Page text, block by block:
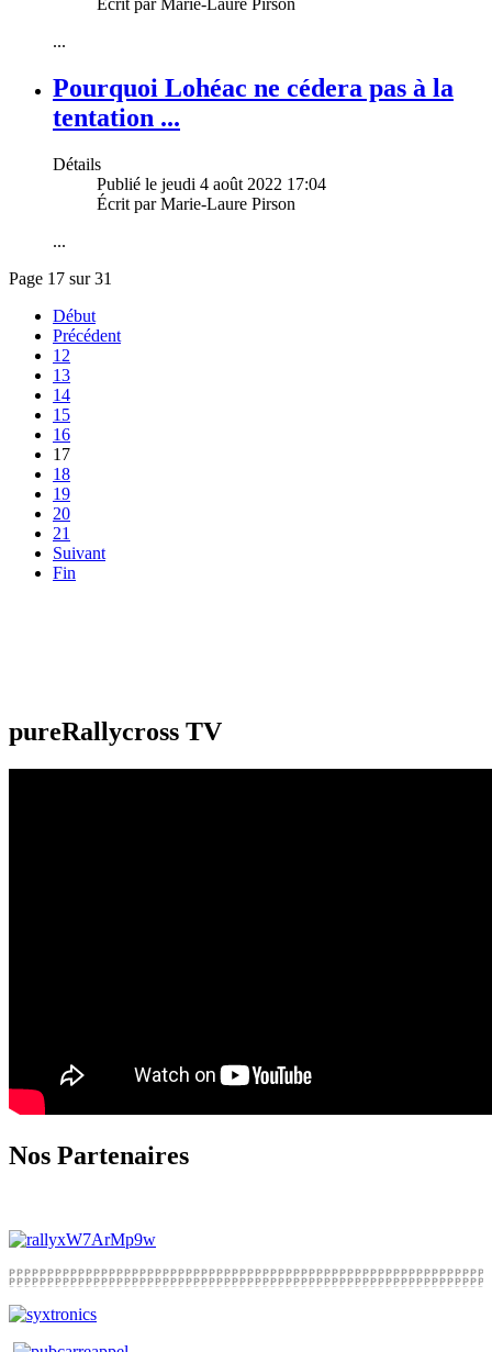
Écrit par Marie-Laure Pirson
...
Pourquoi Lohéac ne cédera pas à la
tentation ...
Détails
Publié le jeudi 4 août 2022 17:04
Écrit par Marie-Laure Pirson
...
Page 17 sur 31
Début
Précédent
12
13
14
15
16
17
18
19
20
21
Suivant
Fin
pureRallycross TV
Nos Partenaires